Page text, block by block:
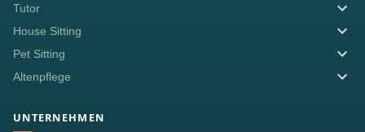
Tutor
House Sitting
Pet Sitting
Altenpflege
UNTERNEHMEN